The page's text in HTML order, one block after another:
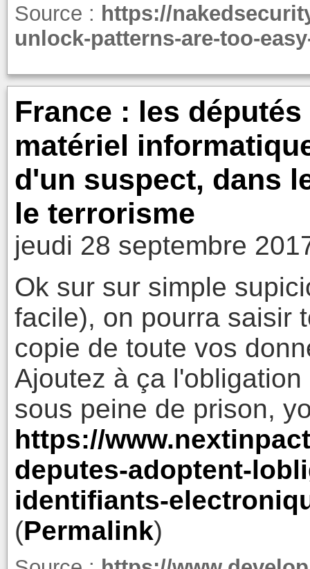
Source : https://
unlock-patterns-are-too-
France : les
matériel
d'un suspect, dans
le terrorisme
jeudi 28 septembre
Ok sur sur simple
facile), on pourra saisir
copie de toute vos
Ajoutez à ça
sous peine de prison,
https://
deputes-adoptent-
identifiants-
(Permalink)